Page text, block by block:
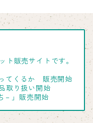
ト販売サイトです。
てくるか 販売開始
取り扱い開始
－」販売開始